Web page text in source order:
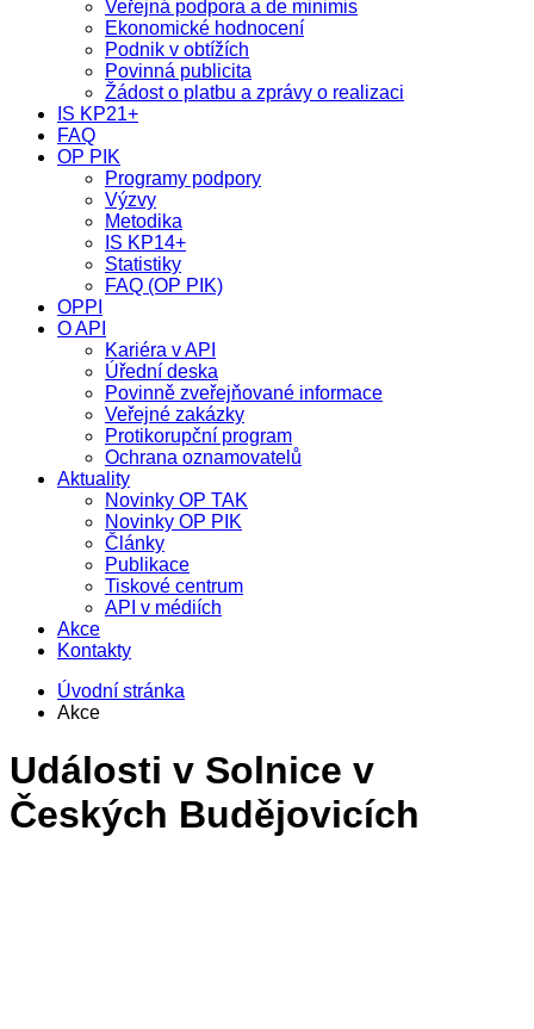
Veřejná podpora a de minimis
Ekonomické hodnocení
Podnik v obtížích
Povinná publicita
Žádost o platbu a zprávy o realizaci
IS KP21+
FAQ
OP PIK
Programy podpory
Výzvy
Metodika
IS KP14+
Statistiky
FAQ (OP PIK)
OPPI
O API
Kariéra v API
Úřední deska
Povinně zveřejňované informace
Veřejné zakázky
Protikorupční program
Ochrana oznamovatelů
Aktuality
Novinky OP TAK
Novinky OP PIK
Články
Publikace
Tiskové centrum
API v médiích
Akce
Kontakty
Úvodní stránka
Akce
Události v Solnice v
Českých Budějovicích